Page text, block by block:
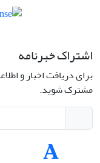
اشتراک خبرنامه
برای دریافت اخبار و
مشترک شوید.